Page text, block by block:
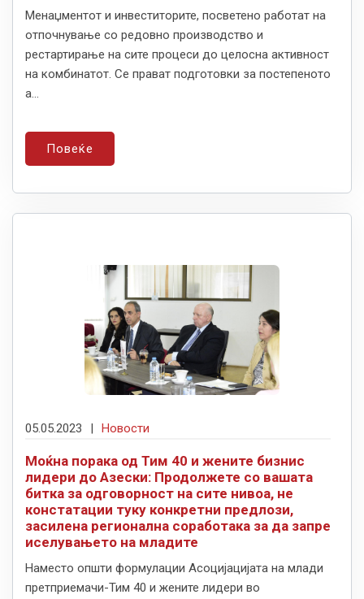
Менаџментот и инвеститорите, посветено работат на
отпочнување со редовно производство и
рестартирање на сите процеси до целосна активност
на комбинатот. Се прават подготовки за постепеното
а...
Повеќе
05.05.2023 | Новости
Моќна порака од Тим 40 и жените бизнис
лидери до Азески: Продолжете со вашата
битка за одговорност на сите нивоа, не
констатации туку конкретни предлози,
засилена регионална соработака за да запре
иселувањето на младите
Наместо општи формулации Асоцијацијата на млади
претприемачи-Тим 40 и жените лидери во